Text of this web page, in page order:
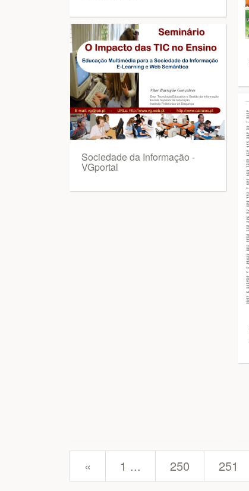
Sociedade da Informação -
VGportal
« 1 ... 250 251